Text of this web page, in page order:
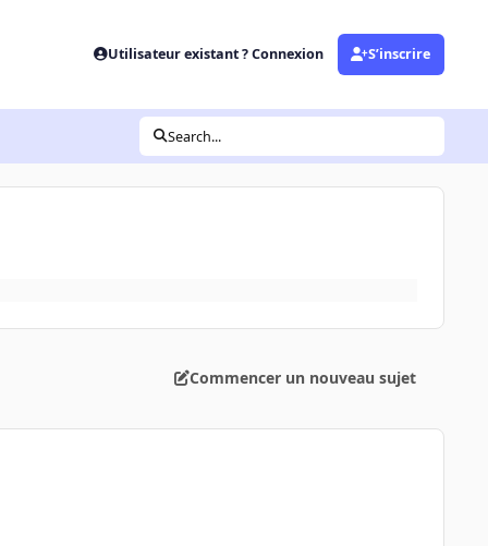
Utilisateur existant ? Connexion S’inscrire
Search...
Commencer un nouveau sujet